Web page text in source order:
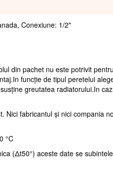
Conexiune: 1/2"
din pachet nu este potrivit
funcție de tipul peretelui
greutatea radiatorului.In
fabricantul și nici compania
°C
(Δt50°) aceste date se